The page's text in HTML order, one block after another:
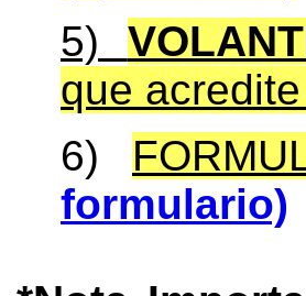
5)
que
6)
formulario)